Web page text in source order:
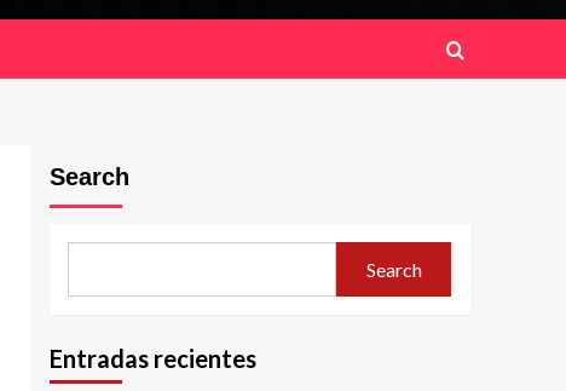
Search
Search
Entradas recientes